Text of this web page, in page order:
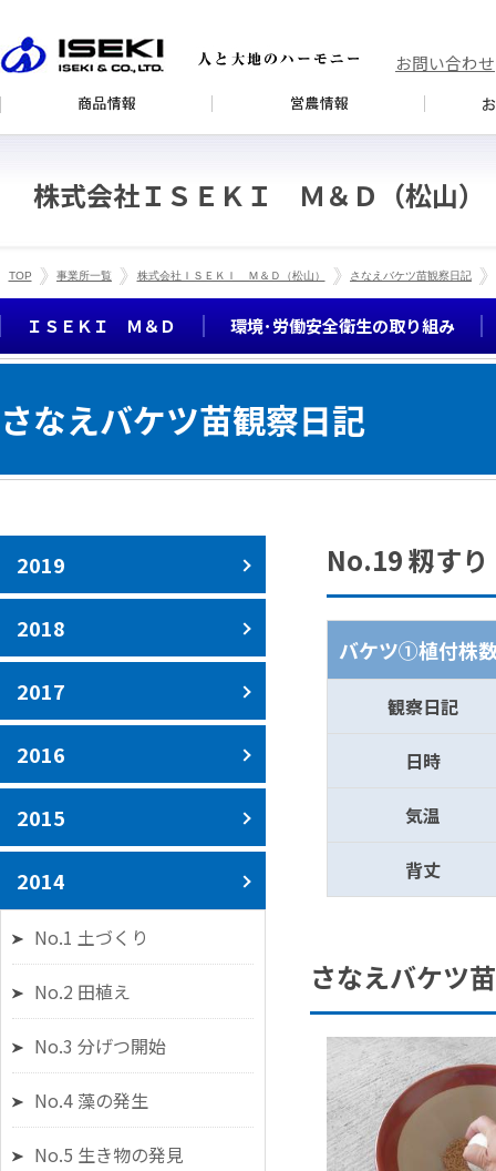
お問い合わせ
株式会社ＩＳＥＫＩ Ｍ＆Ｄ（松山）
TOP 事業所一覧 株式会社ＩＳＥＫＩ Ｍ＆Ｄ（松山） さなえバケツ苗観察日記
ＩＳＥＫＩ Ｍ＆Ｄ 環境･労働安全衛生の取り組み
さなえバケツ苗観察日記
2019
2018
2017
2016
2015
2014
No.1 土づくり
No.2 田植え
No.3 分げつ開始
No.4 藻の発生
No.5 生き物の発見
No.19 籾すり
バケツ①植付株
観察日記
日時
気温
背丈
さなえバケツ